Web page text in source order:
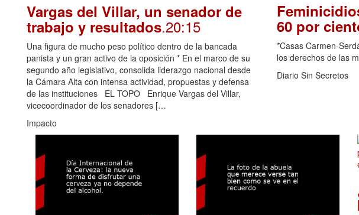
Vargas del Villar, un senador de
trabajo y resultados.20:15
Una figura de mucho peso político dentro de la bancada
panista y un gran activo de la oposición * En el marco de su
segundo año legislativo, consolida liderazgo nacional desde
la Cámara Alta con intensa actividad, propuestas y defensa
de las instituciones EL TOPO Enrique Vargas del Villar,
vicecoordinador de los senadores […
Impacto
60 por
*Casas Carmen-
los derechos de las
Diario Sin Secretos